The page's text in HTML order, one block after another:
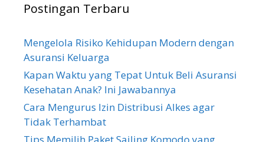
Postingan Terbaru
Mengelola Risiko Kehidupan Modern dengan
Asuransi Keluarga
Kapan Waktu yang Tepat Untuk Beli Asuransi
Kesehatan Anak? Ini Jawabannya
Cara Mengurus Izin Distribusi Alkes agar
Tidak Terhambat